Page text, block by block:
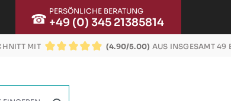
☎ PERSÖNLICHE BERATUNG
+49 (0) 345 21385814
MIT
(4.90/5.00) AUS INSGESAMT 49